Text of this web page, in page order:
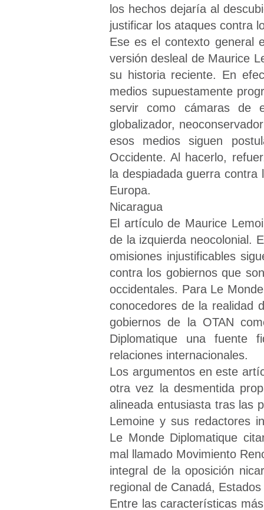
los hechos dejaría al
justificar los ataques contra
Ese es el contexto general
versión desleal de Maurice
su historia reciente. En
medios supuestamente
servir como cámaras de
globalizador,
esos medios siguen
Occidente. Al hacerlo,
la despiadada guerra
Europa.
Nicaragua
El artículo de Maurice
de la izquierda neocolonial.
omisiones injustificables
contra los gobiernos que
occidentales. Para Le
conocedores de la realidad
gobiernos de la OTAN
Diplomatique una fuente
relaciones internacionales.
Los argumentos en este
otra vez la desmentida
alineada entusiasta tras las
Lemoine y sus redactores
Le Monde Diplomatique
mal llamado Movimiento
integral de la oposición
regional de Canadá,
Entre las características